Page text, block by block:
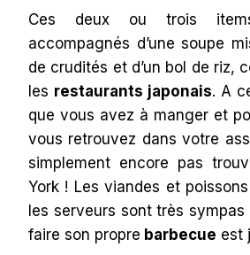
Ces deux ou trois
accompagnés d’une soupe
de crudités et d’un bol de riz,
les restaurants japonais. A
que vous avez à manger et
vous retrouvez dans votre
simplement encore pas
York ! Les viandes et
les serveurs sont très
faire son propre barbecue est